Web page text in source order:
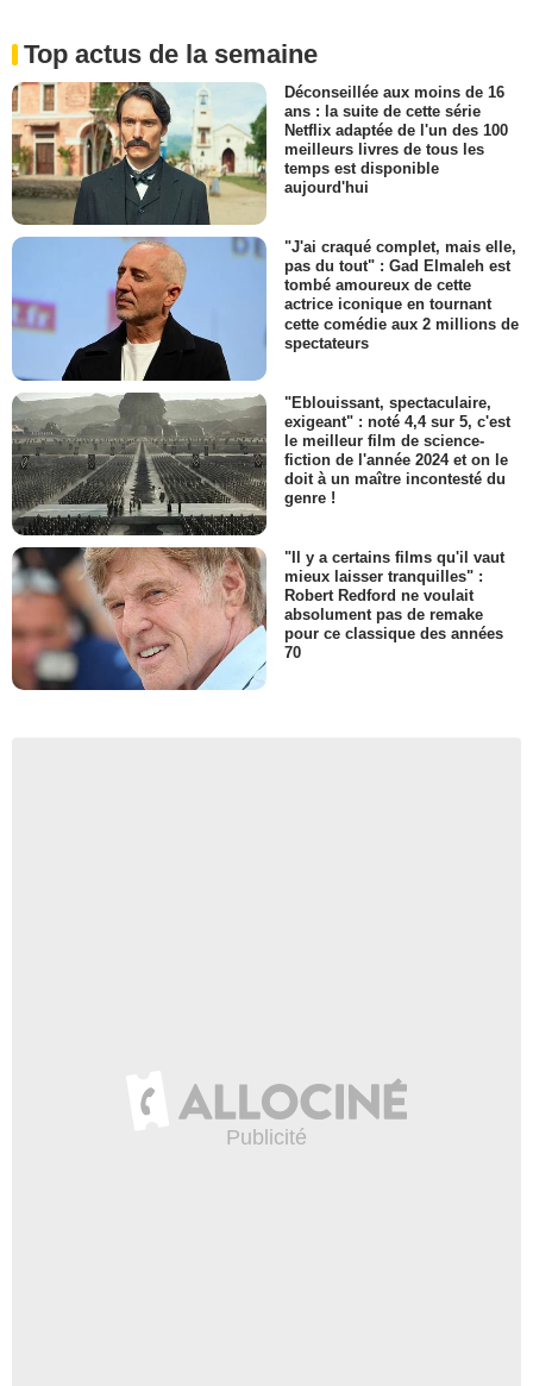
Top actus de la semaine
Déconseillée aux moins de 16
ans : la suite de cette série
Netflix adaptée de l'un des 100
meilleurs livres de tous les
temps est disponible
aujourd'hui
"J'ai craqué complet, mais elle,
pas du tout" : Gad Elmaleh est
tombé amoureux de cette
actrice iconique en tournant
cette comédie aux 2 millions de
spectateurs
"Eblouissant, spectaculaire,
exigeant" : noté 4,4 sur 5, c'est
le meilleur film de science-
fiction de l'année 2024 et on le
doit à un maître incontesté du
genre !
"Il y a certains films qu'il vaut
mieux laisser tranquilles" :
Robert Redford ne voulait
absolument pas de remake
pour ce classique des années
70